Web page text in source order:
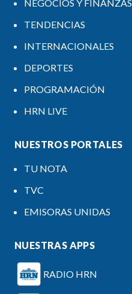
NEGOCIOS Y FINANZAS
TENDENCIAS
INTERNACIONALES
DEPORTES
PROGRAMACIÓN
HRN LIVE
NUESTROS PORTALES
TU NOTA
TVC
EMISORAS UNIDAS
NUESTRAS APPS
RADIO HRN